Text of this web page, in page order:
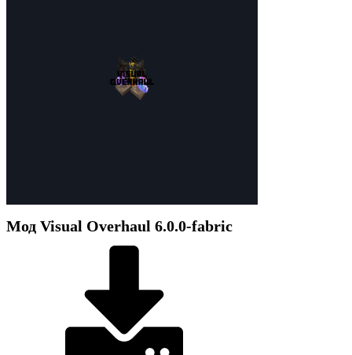
Мод Visual Overhaul 6.0.0-fabric